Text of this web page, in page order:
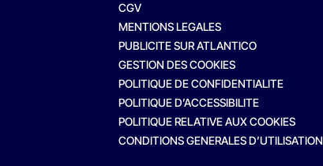
CGV
MENTIONS LEGALES
PUBLICITE SUR ATLANTICO
GESTION DES COOKIES
POLITIQUE DE CONFIDENTIALITE
POLITIQUE D’ACCESSIBILITE
POLITIQUE RELATIVE AUX COOKIES
CONDITIONS GENERALES D’UTILISATION